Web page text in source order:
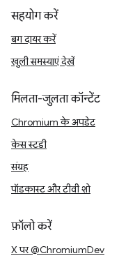
सहयोग करें
बग दायर करें
खुली समस्याएं देखें
मिलता-जुलता कॉन्टेंट
Chromium के अपडेट
केस स्टडी
संग्रह
पॉडकास्ट और टीवी शो
फ़ॉलो करें
X पर @ChromiumDev